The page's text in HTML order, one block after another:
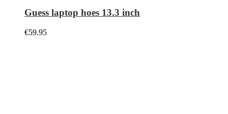
Guess laptop hoes 13.3 inch
€59.95